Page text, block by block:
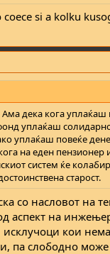
si a kolku
дека кога
уплаќаш
уплаќаш повеќе
на еден
систем ќе
старост.
со насловот на
аспект на
исклучоци кои
па слободно